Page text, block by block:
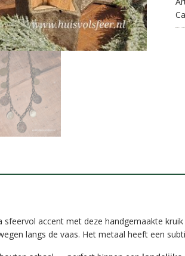
sfeervol accent met deze handgemaakte
langs de vaas. Het metaal heeft een